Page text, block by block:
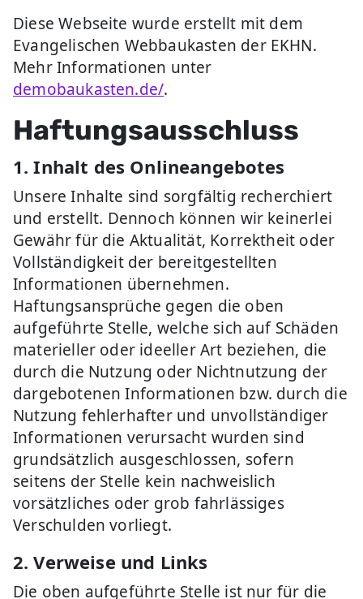
Diese Webseite wurde erstellt mit dem
Evangelischen Webbaukasten der EKHN.
Mehr Informationen unter
demobaukasten.de/.
Haftungsausschluss
1. Inhalt des Onlineangebotes
Unsere Inhalte sind sorgfältig recherchiert
und erstellt. Dennoch können wir keinerlei
Gewähr für die Aktualität, Korrektheit oder
Vollständigkeit der bereitgestellten
Informationen übernehmen.
Haftungsansprüche gegen die oben
aufgeführte Stelle, welche sich auf Schäden
materieller oder ideeller Art beziehen, die
durch die Nutzung oder Nichtnutzung der
dargebotenen Informationen bzw. durch die
Nutzung fehlerhafter und unvollständiger
Informationen verursacht wurden sind
grundsätzlich ausgeschlossen, sofern
seitens der Stelle kein nachweislich
vorsätzliches oder grob fahrlässiges
Verschulden vorliegt.
2. Verweise und Links
Die oben aufgeführte Stelle ist nur für die